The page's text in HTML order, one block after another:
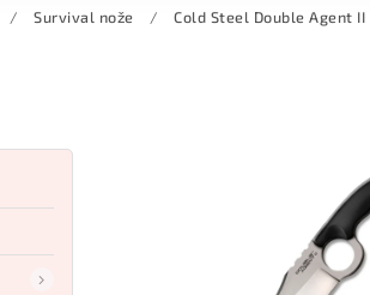
/ Survival nože / Cold Steel Double Agent II